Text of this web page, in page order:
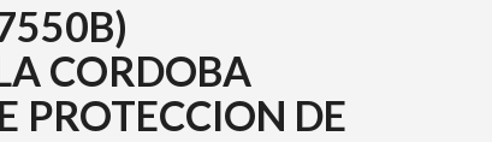
CORDOBA
PROTECCION DE